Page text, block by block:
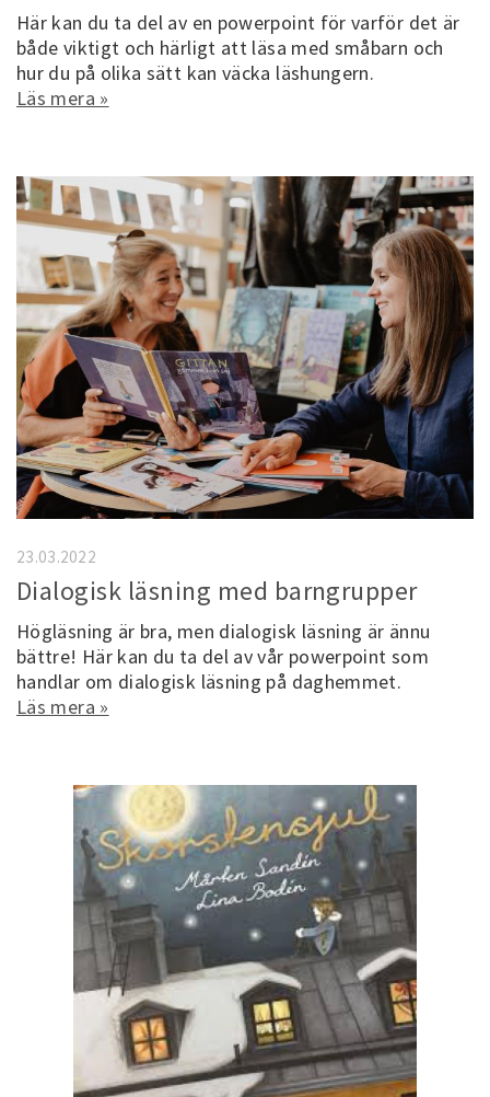
Här kan du ta del av en powerpoint för varför det är
både viktigt och härligt att läsa med småbarn och
hur du på olika sätt kan väcka läshungern.
Läs mera »
Dialogisk läsning med barngrupper
Högläsning är bra, men dialogisk läsning är ännu
bättre! Här kan du ta del av vår powerpoint som
handlar om dialogisk läsning på daghemmet.
Läs mera »
23.03.2022